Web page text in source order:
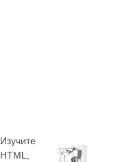
Изучите
HTML,